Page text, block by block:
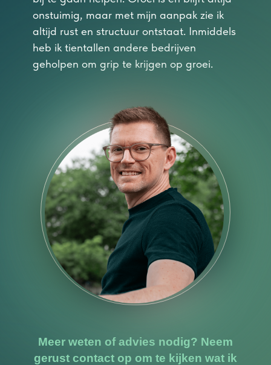
onstuimig, maar met mijn aanpak zie ik
altijd rust en structuur ontstaat. Inmiddels
heb ik tientallen andere bedrijven
geholpen om grip te krijgen op groei.
Meer weten of advies nodig? Neem
gerust contact op om te kijken wat ik